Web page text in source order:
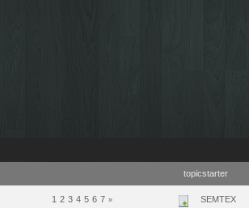
topicstarter
1 2 3 4 5 6 7 » SEMTEX